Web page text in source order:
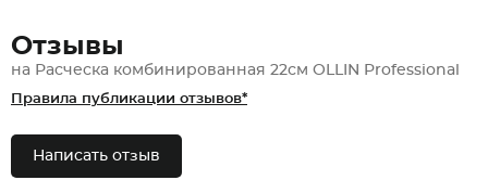
Отзывы
на Расческа комбинированная 22см OLLIN Professional
Правила публикации отзывов*
Написать отзыв